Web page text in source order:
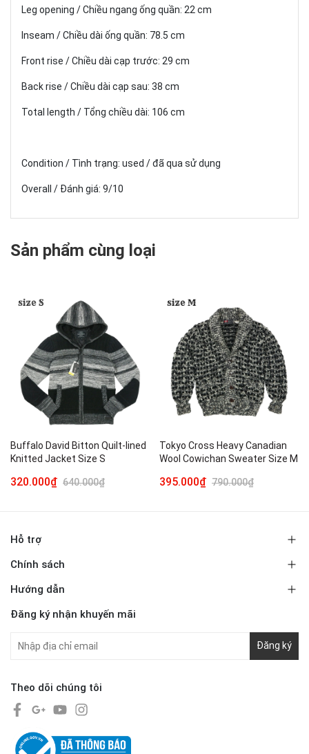
Leg opening / Chiều ngang ống quần: 22 cm
Inseam / Chiều dài ống quần: 78.5 cm
Front rise / Chiều dài cạp trước: 29 cm
Back rise / Chiều dài cạp sau: 38 cm
Total length / Tổng chiều dài: 106 cm
Condition / Tình trạng: used / đã qua sử dụng
Overall / Đánh giá: 9/10
Sản phẩm cùng loại
Buffalo David Bitton Quilt-lined
Knitted Jacket Size S
320.000₫ 640.000₫
Tokyo Cross Heavy Canadian
Wool Cowichan Sweater Size M
395.000₫ 790.000₫
Hỗ trợ
Chính sách
Hướng dẫn
Đăng ký nhận khuyến mãi
Đăng ký
Theo dõi chúng tôi